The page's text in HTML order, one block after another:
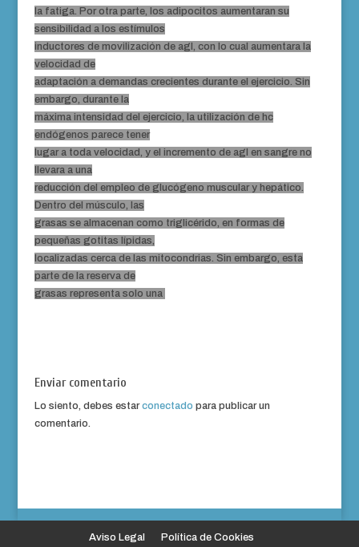
la fatiga. Por otra parte, los adipocitos aumentaran su
sensibilidad a los estímulos
inductores de movilización de agl, con lo cual aumentara la
velocidad de
adaptación a demandas crecientes durante el ejercicio. Sin
embargo, durante la
máxima intensidad del ejercicio, la utilización de hc
endógenos parece tener
lugar a toda velocidad, y el incremento de agl en sangre no
llevara a una
reducción del empleo de glucógeno muscular y hepático.
Dentro del músculo, las
grasas se almacenan como triglicérido, en formas de
pequeñas gotitas lípidas,
localizadas cerca de las mitocondrias. Sin embargo, esta
parte de la reserva de
grasas representa solo una
Enviar comentario
Lo siento, debes estarconectado para publicar un
comentario.
Aviso Legal Política de Cookies